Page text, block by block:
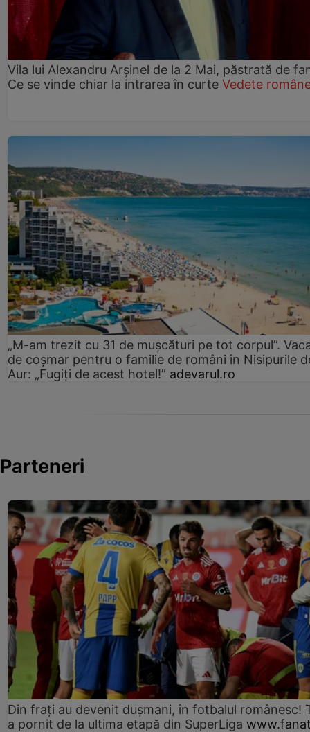
Vila lui Alexandru Arșinel de la 2 Mai, păstrată de
Ce se vinde chiar la intrarea în curte Vedete
„M-am trezit cu 31 de mușcături pe tot corpul”.
de coșmar pentru o familie de români în Nisipurile
Aur: „Fugiți de acest hotel!” adevarul.ro
Parteneri
Din frați au devenit dușmani, în fotbalul românesc!
a pornit de la ultima etapă din SuperLiga